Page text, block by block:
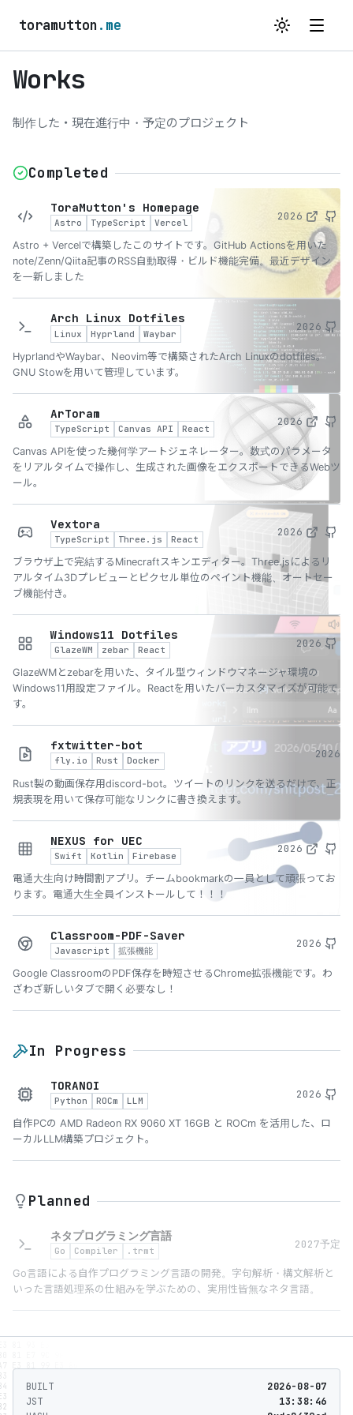
toramutton .me
Works
制作した・現在進行中・予定のプロジェクト
Completed
ToraMutton's Homepage
Astro TypeScript Vercel
Astro + Vercelで構築したこのサイトです。GitHub Actionsを用いた
note/Zenn/Qiita記事のRSS自動取得・ビルド機能完備。最近デザイン
を一新しました
2026
Arch Linux Dotfiles
Linux Hyprland Waybar
HyprlandやWaybar、Neovim等で構築されたArch Linuxのdotfiles。
GNU Stowを用いて管理しています。
2026
ArToram
TypeScript Canvas API React
Canvas APIを使った幾何学アートジェネレーター。数式のパラメータ
をリアルタイムで操作し、生成された画像をエクスポートできるWebツ
ール。
2026
Vextora
TypeScript Three.js React
ブラウザ上で完結するMinecraftスキンエディター。Three.jsによるリ
アルタイム3Dプレビューとピクセル単位のペイント機能、オートセー
ブ機能付き。
2026
Windows11 Dotfiles
GlazeWM zebar React
GlazeWMとzebarを用いた、タイル型ウィンドウマネージャ環境の
Windows11用設定ファイル。Reactを用いたバーカスタマイズが可能で
す。
2026
fxtwitter-bot
fly.io Rust Docker
Rust製の動画保存用discord-bot。ツイートのリンクを送るだけで、正
規表現を用いて保存可能なリンクに書き換えます。
2026
NEXUS for UEC
Swift Kotlin Firebase
電通大生向け時間割アプリ。チームbookmarkの一員として頑張ってお
ります。電通大生全員インストールして！！！
2026
Classroom-PDF-Saver
Javascript 拡張機能
Google ClassroomのPDF保存を時短させるChrome拡張機能です。わ
ざわざ新しいタブで開く必要なし！
2026
In Progress
TORANOI
Python ROCm LLM
自作PCの AMD Radeon RX 9060 XT 16GB と ROCm を活用した、ロ
ーカルLLM構築プロジェクト。
2026
Planned
ネタプログラミング言語
Go Compiler .trmt
Go言語による自作プログラミング言語の開発。字句解析・構文解析と
いった言語処理系の仕組みを学ぶための、実用性皆無なネタ言語。
2027予定
B3 E3 82 B3 EF BC A3 EF BC B2 E3 83 9E E3 83
E3 82 B1 E3 83 B3 E3 82 B5 E3 83 90 E3 83 88
82 A5 E3 83 BC E3 81 AF E3 80 81 E8 B8 8A E3
8B E3 83 91 E3 83 86 E3 82 A3 E3 83 B3 E3 82
                 .o+`
               `+oooo:
              `+oooooo:
BUILT
2026-08-07
JST
13:38:46